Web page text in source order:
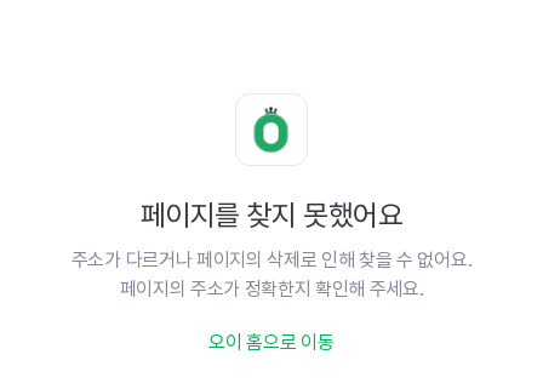
페이지를 찾지 못했어요
주소가 다르거나 페이지의 삭제로 인해 찾을 수 없어요.
페이지의 주소가 정확한지 확인해 주세요.
오이 홈으로 이동